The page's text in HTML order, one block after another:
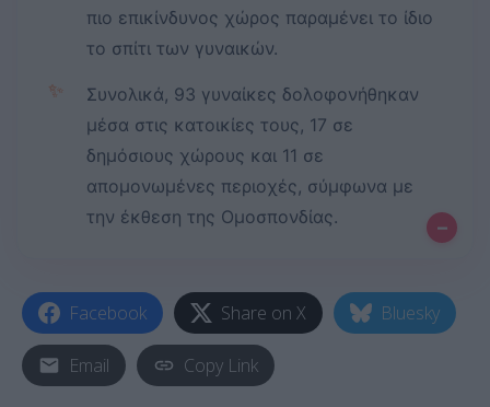
πιο επικίνδυνος χώρος παραμένει το ίδιο
το σπίτι των γυναικών.
✨
Συνολικά, 93 γυναίκες δολοφονήθηκαν
μέσα στις κατοικίες τους, 17 σε
δημόσιους χώρους και 11 σε
απομονωμένες περιοχές, σύμφωνα με
την έκθεση της Ομοσπονδίας.
–
Facebook Share on X Bluesky
Email Copy Link